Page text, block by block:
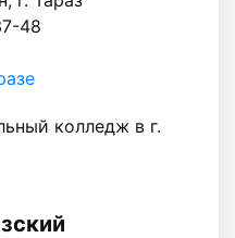
48
колледж в г.